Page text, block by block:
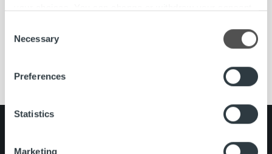
the Privacy trigger icon.
Find out more about how your personal data is processed
and set your preferences in the
We use cookies to personalise content and ads, to
provide social media features and to analyse our traffic.
Selection
Necessary
Preferences
Statistics
Marketing
asiakasneuvoja